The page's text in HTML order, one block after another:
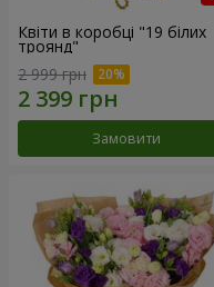
Квіти в коробці "19 білих
троянд"
2 999 грн
Замовити